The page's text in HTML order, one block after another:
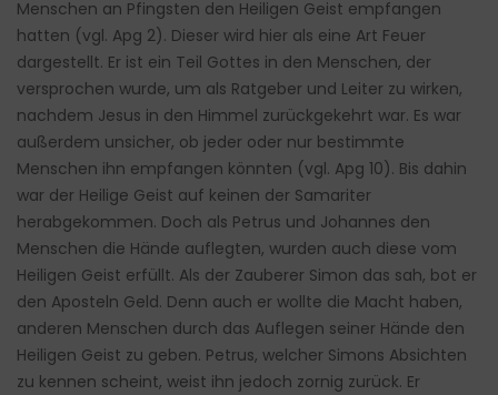
Menschen an Pfingsten den Heiligen Geist empfangen
hatten (vgl. Apg 2). Dieser wird hier als eine Art Feuer
dargestellt. Er ist ein Teil Gottes in den Menschen, der
versprochen wurde, um als Ratgeber und Leiter zu wirken,
nachdem Jesus in den Himmel zurückgekehrt war. Es war
außerdem unsicher, ob jeder oder nur bestimmte
Menschen ihn empfangen könnten (vgl. Apg 10). Bis dahin
war der Heilige Geist auf keinen der Samariter
herabgekommen. Doch als Petrus und Johannes den
Menschen die Hände auflegten, wurden auch diese vom
Heiligen Geist erfüllt. Als der Zauberer Simon das sah, bot er
den Aposteln Geld. Denn auch er wollte die Macht haben,
anderen Menschen durch das Auflegen seiner Hände den
Heiligen Geist zu geben. Petrus, welcher Simons Absichten
zu kennen scheint, weist ihn jedoch zornig zurück. Er